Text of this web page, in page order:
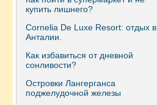
купить лишнего?
Сornelia De Luxe Resort: отдых в
Анталии.
Как избавиться от дневной
сонливости?
Островки Лангерганса
поджелудочной железы